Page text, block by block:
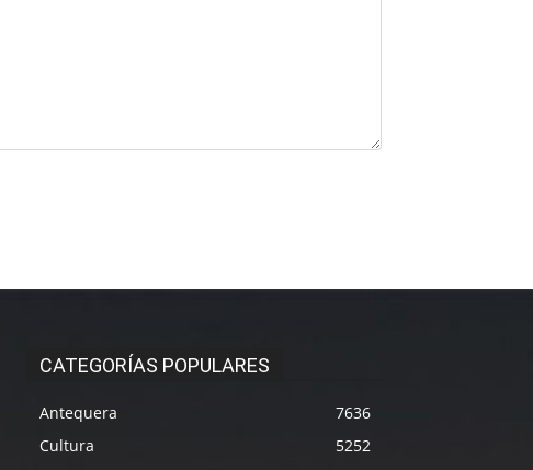
CATEGORÍAS POPULARES
Antequera
7636
Cultura
5252